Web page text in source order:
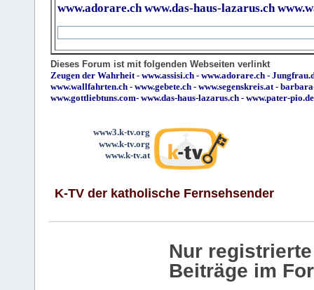
www.adorare.ch www.das-haus-lazarus.ch
Dieses Forum ist mit folgenden Webseiten verlinkt
Zeugen der Wahrheit- www.assisi.ch - www.adorare.ch -
www.wallfahrten.ch - www.gebete.ch - www.segenskreis.at-
www.gottliebtuns.com- www.das-haus-lazarus.ch - www.pater-pio.de
www3.k-tv.org
www.k-tv.org
www.k-tv.at
K-TV der katholische Fernsehsender
Nur
Beiträge im